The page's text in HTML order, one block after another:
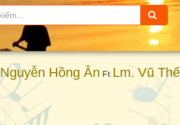
Nguyễn Hồng Ân Ft Lm. Vũ Thế